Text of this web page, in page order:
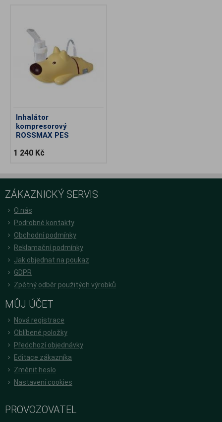
Inhalátor
kompresorový
ROSSMAX PES
1 240 Kč
ZÁKAZNICKÝ SERVIS
O nás
Podrobné kontakty
Obchodní podmínky
Reklamační podmínky
Jak objednat na poukaz
GDPR
Zpětný odběr použitých výrobků
MŮJ ÚČET
Nová registrace
Oblíbené položky
Předchozí objednávky
Editace zákazníka
Změnit heslo
Nastavení cookies
PROVOZOVATEL